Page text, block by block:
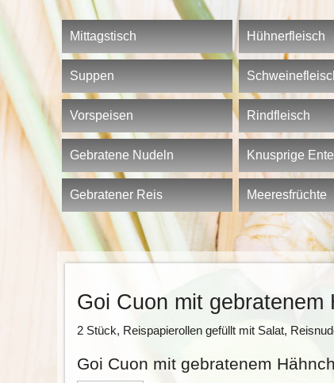
Mittagstisch
Suppen
Vorspeisen
Gebratene Nudeln
Gebratener Reis
Hühnerfleisch
Rindfleisch
Knusprige Ente
Meeresfrüchte
Goi Cuon mit gebratenem
2 Stück, Reispapierollen gefüllt mit Salat,
Goi Cuon mit gebratenem